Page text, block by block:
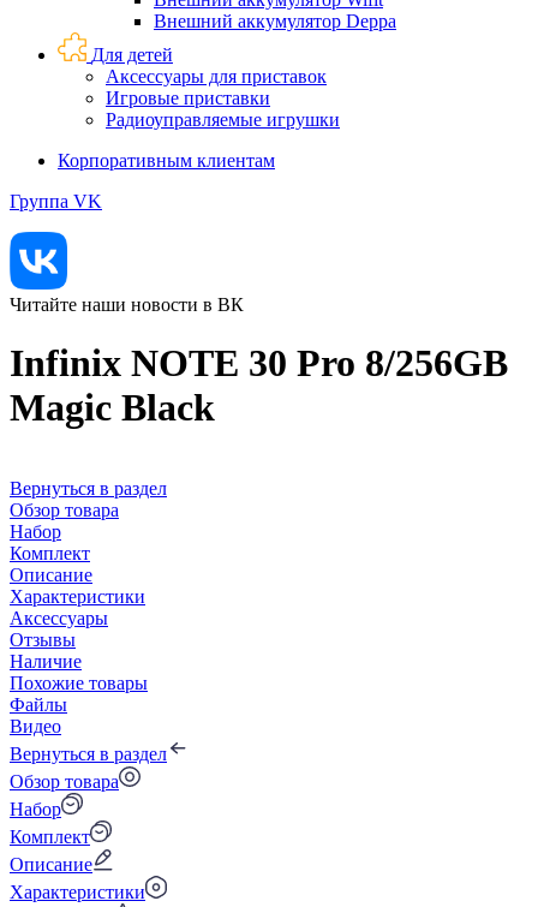
Внешний аккумулятор Deppa
Для детей
Аксессуары для приставок
Игровые приставки
Радиоуправляемые игрушки
Корпоративным клиентам
Группа VK
Читайте наши новости в ВК
Infinix NOTE 30 Pro 8/256GB
Magic Black
Вернуться в раздел
Обзор товара
Набор
Комплект
Описание
Характеристики
Аксессуары
Отзывы
Наличие
Похожие товары
Файлы
Видео
Вернуться в раздел
Обзор товара
Набор
Комплект
Описание
Характеристики